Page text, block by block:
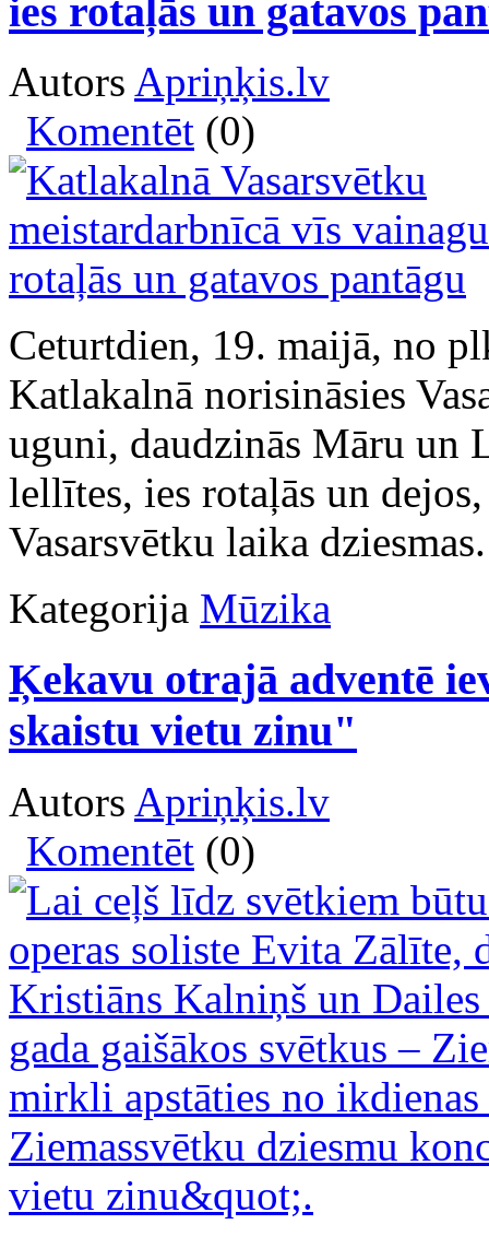
ies rotaļās un gatavos
Autors Apriņķis.lv
Komentēt (0)
Ceturtdien, 19. maijā, no
Katlakalnā norisināsies
uguni, daudzinās Māru un
lellītes, ies rotaļās un
Vasarsvētku laika dziesmas.
Kategorija Mūzika
Ķekavu otrajā adventē
skaistu vietu zinu"
Autors Apriņķis.lv
Komentēt (0)